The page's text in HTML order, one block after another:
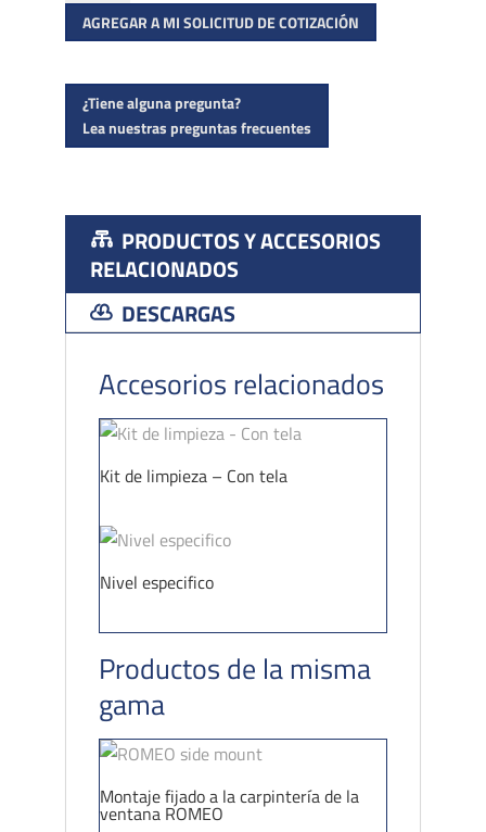
delante
de
ROMEO
cantidad
AGREGAR A MI SOLICITUD DE COTIZACIÓN
¿Tiene alguna pregunta?
Lea nuestras preguntas frecuentes
PRODUCTOS Y ACCESORIOS
RELACIONADOS
DESCARGAS
Accesorios relacionados
Kit de limpieza – Con tela
Nivel especifico
Productos de la misma
gama
Montaje fijado a la carpintería de la
ventana ROMEO